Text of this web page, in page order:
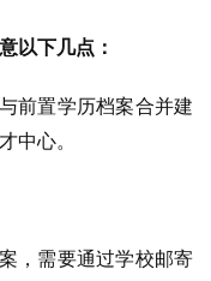
以下几点：
前置学历档案合并建
中心。
，需要通过学校邮寄